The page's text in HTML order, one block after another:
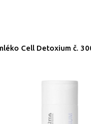
Cell Detoxium č.